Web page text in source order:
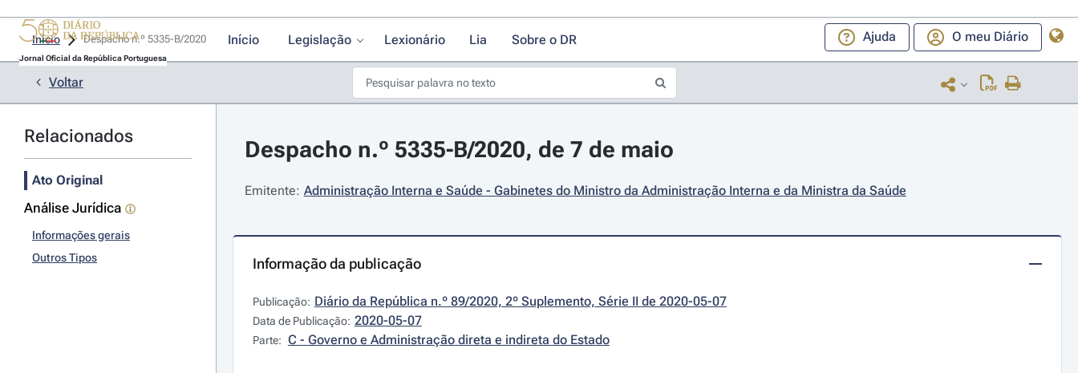
Jornal Oficial da República Portuguesa
Início Legislação Lexionário Lia Sobre o DR Ajuda O meu Diário
Início
Voltar
Relacionados
Ato Original
Análise Jurídica
Informações gerais
Outros Tipos
Despacho n.º 5335-B/2020, de 7 de maio
Emitente: Administração Interna e Saúde - Gabinetes do Ministro da Administração Interna e da Ministra da Saúde
Informação da publicação
Publicação: Diário da República n.º 89/2020, 2º Suplemento, Série II de 2020-05-07
Data de Publicação: 2020-05-07
Parte: C - Governo e Administração direta e indireta do Estado